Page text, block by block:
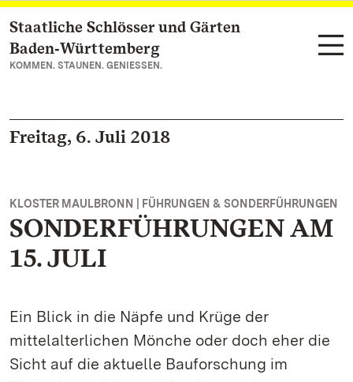
Zum Hauptinhalt springen
Staatliche Schlösser und Gärten
Baden‑Württemberg
KOMMEN. STAUNEN. GENIESSEN.
Freitag, 6. Juli 2018
KLOSTER MAULBRONN | FÜHRUNGEN & SONDERFÜHRUNGEN
SONDERFÜHRUNGEN AM
15. JULI
Ein Blick in die Näpfe und Krüge der
mittelalterlichen Mönche oder doch eher die
Sicht auf die aktuelle Bauforschung im